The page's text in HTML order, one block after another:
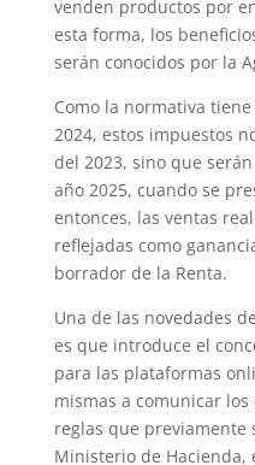
venden productos por
esta forma, los
serán conocidos por la
Como la normativa
2024, estos impuestos
del 2023, sino que
año 2025, cuando se
entonces, las ventas
reflejadas como
borrador de la Renta.
Una de las novedades
es que introduce el
para las plataformas
mismas a comunicar
reglas que
Ministerio de Hacienda,